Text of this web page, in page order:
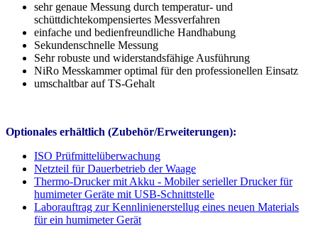
sehr genaue Messung durch temperatur- und
schüttdichtekompensiertes Messverfahren
einfache und bedienfreundliche Handhabung
Sekundenschnelle Messung
Sehr robuste und widerstandsfähige Ausführung
NiRo Messkammer optimal für den professionellen Einsatz
umschaltbar auf TS-Gehalt
Optionales erhältlich (Zubehör/Erweiterungen):
ISO Prüfmittelüberwachung
Netzteil für Dauerbetrieb der Waage
Thermo-Drucker mit Akku - Mobiler serieller Drucker für
humimeter Geräte mit USB-Schnittstelle
Laborauftrag zur Kennlinienerstellug eines neuen Materials
für ein humimeter Gerät